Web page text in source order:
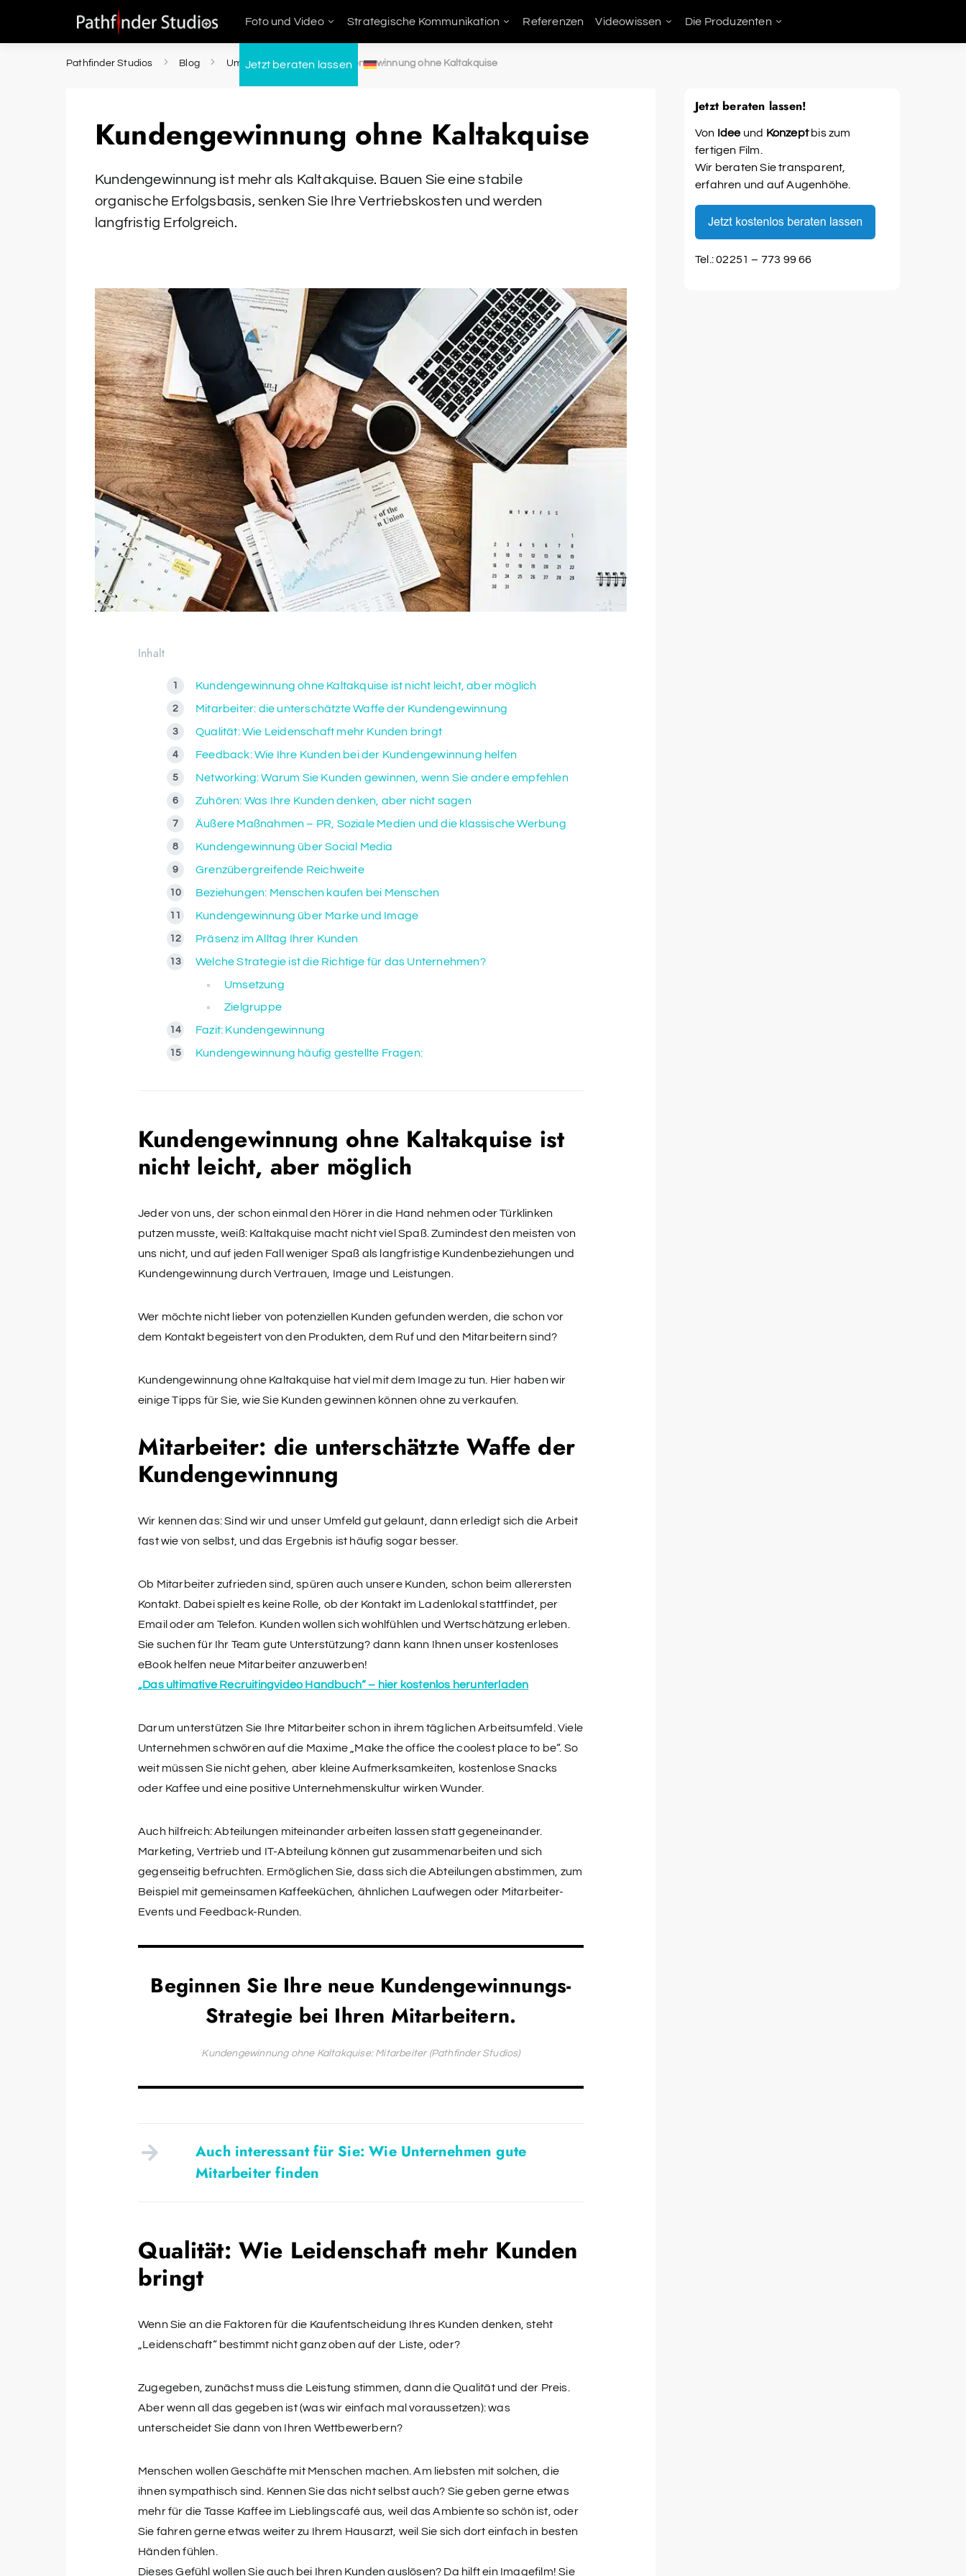
Foto und Video Strategische Kommunikation Referenzen Videowissen Die Produzenten
Jetzt beraten lassen
Pathfinder Studios Blog Umsatz steigern Kundengewinnung ohne Kaltakquise
Kundengewinnung ohne Kaltakquise
Kundengewinnung ist mehr als Kaltakquise. Bauen Sie eine stabile
organische Erfolgsbasis, senken Sie Ihre Vertriebskosten und werden
langfristig Erfolgreich.
Inhalt
Kundengewinnung ohne Kaltakquise ist nicht leicht, aber möglich
Mitarbeiter: die unterschätzte Waffe der Kundengewinnung
Qualität: Wie Leidenschaft mehr Kunden bringt
Feedback: Wie Ihre Kunden bei der Kundengewinnung helfen
Networking: Warum Sie Kunden gewinnen, wenn Sie andere empfehlen
Zuhören: Was Ihre Kunden denken, aber nicht sagen
Äußere Maßnahmen – PR, Soziale Medien und die klassische Werbung
Kundengewinnung über Social Media
Grenzübergreifende Reichweite
Beziehungen: Menschen kaufen bei Menschen
Kundengewinnung über Marke und Image
Präsenz im Alltag Ihrer Kunden
Welche Strategie ist die Richtige für das Unternehmen?
Umsetzung
Zielgruppe
Fazit: Kundengewinnung
Kundengewinnung häufig gestellte Fragen:
Kundengewinnung ohne Kaltakquise ist
nicht leicht, aber möglich
Jeder von uns, der schon einmal den Hörer in die Hand nehmen oder Türklinken
putzen musste, weiß: Kaltakquise macht nicht viel Spaß. Zumindest den meisten von
uns nicht, und auf jeden Fall weniger Spaß als langfristige Kundenbeziehungen und
Kundengewinnung durch Vertrauen, Image und Leistungen.
Wer möchte nicht lieber von potenziellen Kunden gefunden werden, die schon vor
dem Kontakt begeistert von den Produkten, dem Ruf und den Mitarbeitern sind?
Kundengewinnung ohne Kaltakquise hat viel mit dem Image zu tun. Hier haben wir
einige Tipps für Sie, wie Sie Kunden gewinnen können ohne zu verkaufen.
Mitarbeiter: die unterschätzte Waffe der
Kundengewinnung
Wir kennen das: Sind wir und unser Umfeld gut gelaunt, dann erledigt sich die Arbeit
fast wie von selbst, und das Ergebnis ist häufig sogar besser.
Ob Mitarbeiter zufrieden sind, spüren auch unsere Kunden, schon beim allerersten
Kontakt. Dabei spielt es keine Rolle, ob der Kontakt im Ladenlokal stattfindet, per
Email oder am Telefon. Kunden wollen sich wohlfühlen und Wertschätzung erleben.
Sie suchen für Ihr Team gute Unterstützung? dann kann Ihnen unser kostenloses
eBook helfen neue Mitarbeiter anzuwerben!
„Das ultimative Recruitingvideo Handbuch“ – hier kostenlos herunterladen
Darum unterstützen Sie Ihre Mitarbeiter schon in ihrem täglichen Arbeitsumfeld. Viele
Unternehmen schwören auf die Maxime „Make the office the coolest place to be“. So
weit müssen Sie nicht gehen, aber kleine Aufmerksamkeiten, kostenlose Snacks
oder Kaffee und eine positive Unternehmenskultur wirken Wunder.
Auch hilfreich: Abteilungen miteinander arbeiten lassen statt gegeneinander.
Marketing, Vertrieb und IT-Abteilung können gut zusammenarbeiten und sich
gegenseitig befruchten. Ermöglichen Sie, dass sich die Abteilungen abstimmen, zum
Beispiel mit gemeinsamen Kaffeeküchen, ähnlichen Laufwegen oder Mitarbeiter-
Events und Feedback-Runden.
Beginnen Sie Ihre neue Kundengewinnungs-
Strategie bei Ihren Mitarbeitern.
Kundengewinnung ohne Kaltakquise: Mitarbeiter (Pathfinder Studios)
Auch interessant für Sie: Wie Unternehmen gute
Mitarbeiter finden
Qualität: Wie Leidenschaft mehr Kunden
bringt
Wenn Sie an die Faktoren für die Kaufentscheidung Ihres Kunden denken, steht
„Leidenschaft“ bestimmt nicht ganz oben auf der Liste, oder?
Zugegeben, zunächst muss die Leistung stimmen, dann die Qualität und der Preis.
Aber wenn all das gegeben ist (was wir einfach mal voraussetzen): was
unterscheidet Sie dann von Ihren Wettbewerbern?
Menschen wollen Geschäfte mit Menschen machen. Am liebsten mit solchen, die
ihnen sympathisch sind. Kennen Sie das nicht selbst auch? Sie geben gerne etwas
mehr für die Tasse Kaffee im Lieblingscafé aus, weil das Ambiente so schön ist, oder
Sie fahren gerne etwas weiter zu Ihrem Hausarzt, weil Sie sich dort einfach in besten
Händen fühlen.
Dieses Gefühl wollen Sie auch bei Ihren Kunden auslösen? Da hilft ein Imagefilm! Sie
Jetzt beraten lassen!
Von Ideeund Konzept bis zum
fertigen Film.
Wir beraten Sie transparent,
erfahren und auf Augenhöhe.
Tel.: 02251 – 773 99 66